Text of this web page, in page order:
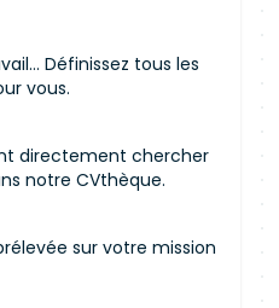
Définissez tous les
vous.
directement chercher
notre CVthèque.
sur votre mission